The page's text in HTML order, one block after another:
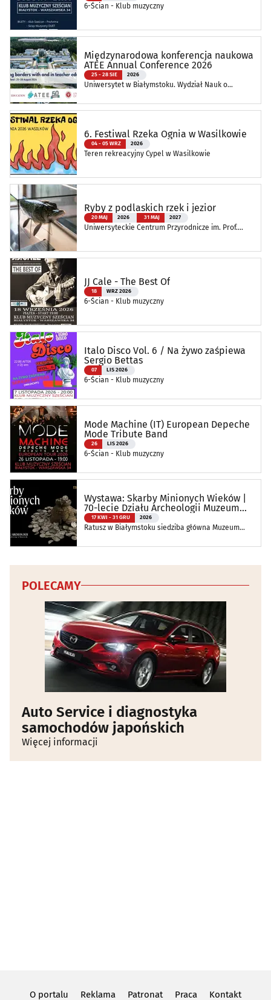
6-Ścian - Klub muzyczny
Międzynarodowa konferencja naukowa
ATEE Annual Conference 2026
25 - 28 SIE 2026
Uniwersytet w Białymstoku. Wydział Nauk o
6. Festiwal Rzeka Ognia w Wasilkowie
04 - 05 WRZ 2026
Teren rekreacyjny Cypel w Wasilkowie
Ryby z podlaskich rzek i jezior
20 MAJ 2026 31 MAJ 2027
Uniwersyteckie Centrum Przyrodnicze im. Prof.
JJ Cale - The Best Of
18 WRZ 2026
6-Ścian - Klub muzyczny
Italo Disco Vol. 6 / Na żywo zaśpiewa
Sergio Bettas
07 LIS 2026
6-Ścian - Klub muzyczny
Mode Machine (IT) European Depeche
Mode Tribute Band
26 LIS 2026
6-Ścian - Klub muzyczny
Wystawa: Skarby Minionych Wieków |
70-lecie Działu Archeologii Muzeum
Podlaskiego
17 KWI - 31 GRU 2026
Ratusz w Białymstoku siedziba główna Muzeum
POLECAMY
Auto Service i diagnostyka
samochodów japońskich
Więcej informacji
O portalu Reklama Patronat Praca Kontakt